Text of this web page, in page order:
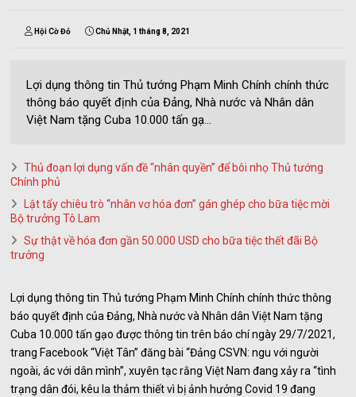
Hội Cờ Đỏ Chủ Nhật, 1 tháng 8, 2021
Lợi dụng thông tin Thủ tướng Phạm Minh Chính chính thức
thông báo quyết định của Đảng, Nhà nước và Nhân dân
Việt Nam tặng Cuba 10.000 tấn gạ...
Thủ đoạn lợi dụng vấn đề “nhân quyền” để bôi nhọ Thủ tướng
Chính phủ
Lật tẩy chiêu trò “nhân vơ hóa đơn” gán ghép cho bữa tiệc mời
Bộ trưởng Tô Lam
Sự thật về hóa đơn gần 50.000 USD cho bữa tiệc thết đãi Bộ
trưởng
Lợi dụng thông tin Thủ tướng Phạm Minh Chính chính thức thông
báo quyết định của Đảng, Nhà nước và Nhân dân Việt Nam tặng
Cuba 10.000 tấn gạo được thông tin trên báo chí ngày 29/7/2021,
trang Facebook “Việt Tân” đăng bài “Đảng CSVN: ngu với người
ngoài, ác với dân mình”, xuyên tạc rằng Việt Nam đang xảy ra “tình
trạng dân đói, kêu la thảm thiết vì bị ảnh hưởng Covid 19 đang